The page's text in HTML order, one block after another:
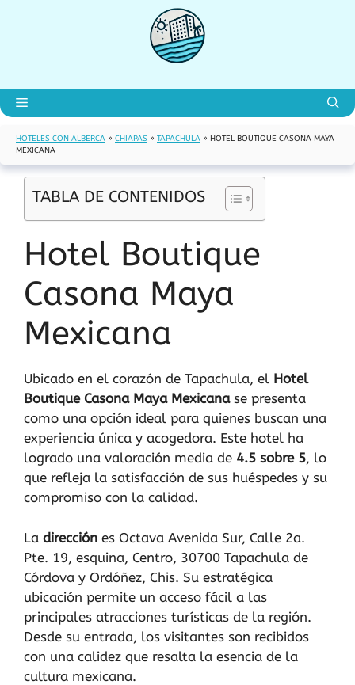
Menú
HOTELES CON ALBERCA » CHIAPAS » TAPACHULA » HOTEL BOUTIQUE CASONA MAYA
MEXICANA
TABLA DE CONTENIDOS
Hotel Boutique
Casona Maya
Mexicana
Ubicado en el corazón de Tapachula, el Hotel
Boutique Casona Maya Mexicanase presenta
como una opción ideal para quienes buscan una
experiencia única y acogedora. Este hotel ha
logrado una valoración media de 4.5 sobre 5, lo
que refleja la satisfacción de sus huéspedes y su
compromiso con la calidad.
La dirección es Octava Avenida Sur, Calle 2a.
Pte. 19, esquina, Centro, 30700 Tapachula de
Córdova y Ordóñez, Chis. Su estratégica
ubicación permite un acceso fácil a las
principales atracciones turísticas de la región.
Desde su entrada, los visitantes son recibidos
con una calidez que resalta la esencia de la
cultura mexicana.